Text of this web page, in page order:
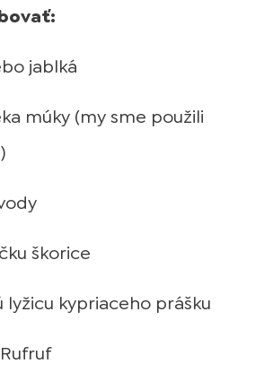
jablká
múky (my sme použili
škorice
lyžicu kypriaceho prášku